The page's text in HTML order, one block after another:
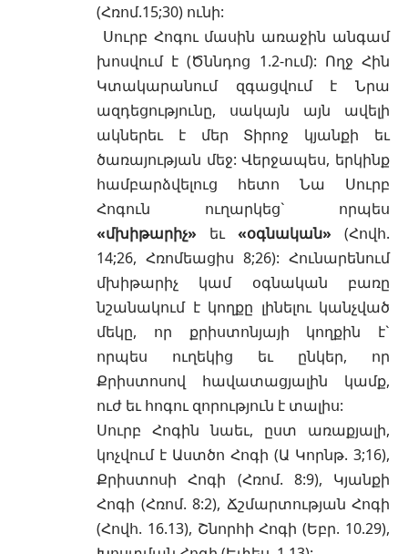
(Հռոմ.15;30) ունի:
Սուրբ Հոգու մասին առաջին անգամ
խոսվում է(Ծննդոց 1.2-ում): Ողջ Հին
Կտակարանում զգացվում է Նրա
ազդեցությունը, սակայն այն ավելի
ակներեւ է մեր Տիրոջ կյանքի եւ
ծառայության մեջ: Վերջապես, երկինք
համբարձվելուց հետո Նա Սուրբ
Հոգուն ուղարկեց` որպես
«մխիթարիչ» եւ «օգնական» (Հովհ.
14;26, Հռոմեացիս 8;26): Հունարենում
մխիթարիչ կամ օգնական բառը
նշանակում է կողքը լինելու կանչված
մեկը, որ քրիստոնյայի կողքին է`
որպես ուղեկից եւ ընկեր, որ
Քրիստոսով հավատացյալին կամք,
ուժ եւ հոգու զորություն է տալիս:
Սուրբ Հոգին նաեւ, ըստ առաքյալի,
կոչվում է Աստծո Հոգի (Ա Կորնթ. 3;16),
Քրիստոսի Հոգի (Հռոմ. 8:9), Կյանքի
Հոգի (Հռոմ. 8:2), Ճշմարտության Հոգի
(Հովհ. 16.13), Շնորհի Հոգի(Եբր. 10.29),